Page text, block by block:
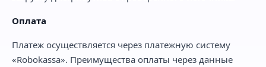
Оплата
Платеж осуществляется через платежную систему
«Robokassa». Преимущества оплаты через данные